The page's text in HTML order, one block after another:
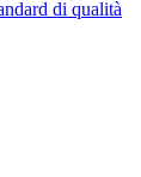
di qualità